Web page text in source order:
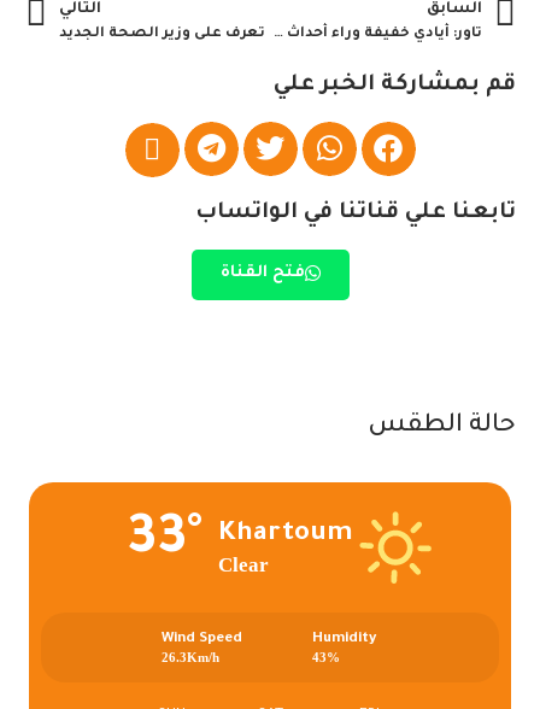
السابق
تاور: أيادي خفيفة وراء أحداث الجنينة
التالي
تعرف على وزير الصحة الجديد
قم بمشاركة الخبر علي
تابعنا علي قناتنا في الواتساب
فتح القناة
حالة الطقس
Khartoum
Clear
33°
Humidity
43%
Wind Speed
26.3Km/h